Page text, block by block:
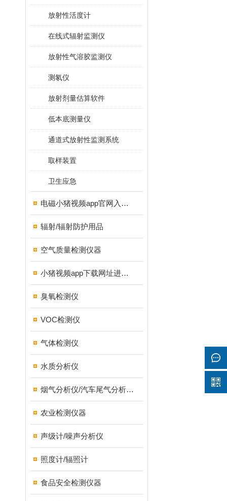
放射性活度计
在线式辐射监测仪
放射性气溶胶监测仪
测氡仪
放射剂量估算软件
低本底测量仪
通道式放射性监测系统
取样装置
卫生应急
电磁小猪视频app官网入口ios
辐射/辐射防护用品
空气质量检测仪器
小猪视频app下载网址进入18测试仪
臭氧检测仪
VOC检测仪
气体检测仪
水质分析仪
烟气分析仪/汽车尾气分析仪/转速表/汽车维修检测设备
农业检测仪器
声级计/噪声分析仪
照度计/辐照计
食品安全检测仪器